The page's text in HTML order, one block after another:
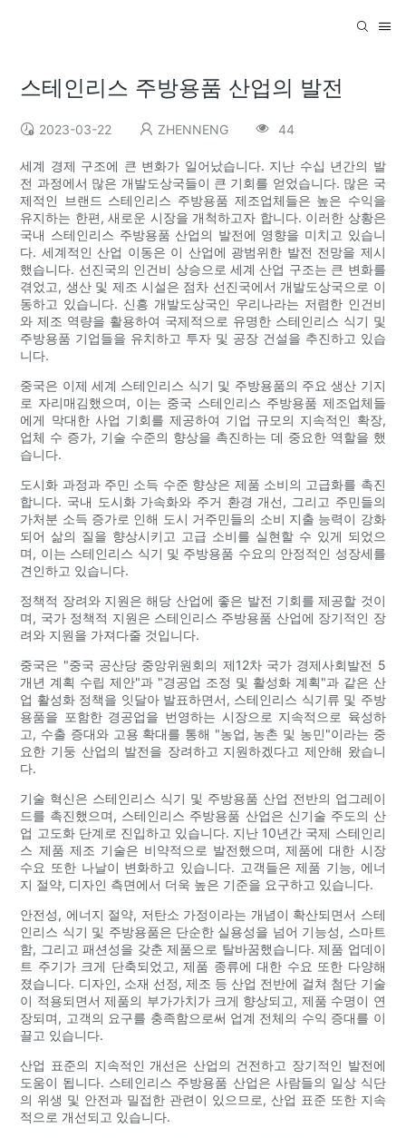
스테인리스 주방용품 산업의 발전
2023-03-22 ZHENNENG 44
세계 경제 구조에 큰 변화가 일어났습니다. 지난 수십 년간의 발
전 과정에서 많은 개발도상국들이 큰 기회를 얻었습니다. 많은 국
제적인 브랜드 스테인리스 주방용품 제조업체들은 높은 수익을
유지하는 한편, 새로운 시장을 개척하고자 합니다. 이러한 상황은
국내 스테인리스 주방용품 산업의 발전에 영향을 미치고 있습니
다. 세계적인 산업 이동은 이 산업에 광범위한 발전 전망을 제시
했습니다. 선진국의 인건비 상승으로 세계 산업 구조는 큰 변화를
겪었고, 생산 및 제조 시설은 점차 선진국에서 개발도상국으로 이
동하고 있습니다. 신흥 개발도상국인 우리나라는 저렴한 인건비
와 제조 역량을 활용하여 국제적으로 유명한 스테인리스 식기 및
주방용품 기업들을 유치하고 투자 및 공장 건설을 추진하고 있습
니다.
중국은 이제 세계 스테인리스 식기 및 주방용품의 주요 생산 기지
로 자리매김했으며, 이는 중국 스테인리스 주방용품 제조업체들
에게 막대한 사업 기회를 제공하여 기업 규모의 지속적인 확장,
업체 수 증가, 기술 수준의 향상을 촉진하는 데 중요한 역할을 했
습니다.
도시화 과정과 주민 소득 수준 향상은 제품 소비의 고급화를 촉진
합니다. 국내 도시화 가속화와 주거 환경 개선, 그리고 주민들의
가처분 소득 증가로 인해 도시 거주민들의 소비 지출 능력이 강화
되어 삶의 질을 향상시키고 고급 소비를 실현할 수 있게 되었으
며, 이는 스테인리스 식기 및 주방용품 수요의 안정적인 성장세를
견인하고 있습니다.
정책적 장려와 지원은 해당 산업에 좋은 발전 기회를 제공할 것이
며, 국가 정책적 지원은 스테인리스 주방용품 산업에 장기적인 장
려와 지원을 가져다줄 것입니다.
중국은 "중국 공산당 중앙위원회의 제12차 국가 경제사회발전 5
개년 계획 수립 제안"과 "경공업 조정 및 활성화 계획"과 같은 산
업 활성화 정책을 잇달아 발표하면서, 스테인리스 식기류 및 주방
용품을 포함한 경공업을 번영하는 시장으로 지속적으로 육성하
고, 수출 증대와 고용 확대를 통해 "농업, 농촌 및 농민"이라는 중
요한 기둥 산업의 발전을 장려하고 지원하겠다고 제안해 왔습니
다.
기술 혁신은 스테인리스 식기 및 주방용품 산업 전반의 업그레이
드를 촉진했으며, 스테인리스 주방용품 산업은 신기술 주도의 산
업 고도화 단계로 진입하고 있습니다. 지난 10년간 국제 스테인리
스 제품 제조 기술은 비약적으로 발전했으며, 제품에 대한 시장
수요 또한 나날이 변화하고 있습니다. 고객들은 제품 기능, 에너
지 절약, 디자인 측면에서 더욱 높은 기준을 요구하고 있습니다.
안전성, 에너지 절약, 저탄소 가정이라는 개념이 확산되면서 스테
인리스 식기 및 주방용품은 단순한 실용성을 넘어 기능성, 스마트
함, 그리고 패션성을 갖춘 제품으로 탈바꿈했습니다. 제품 업데이
트 주기가 크게 단축되었고, 제품 종류에 대한 수요 또한 다양해
졌습니다. 디자인, 소재 선정, 제조 등 산업 전반에 걸쳐 첨단 기술
이 적용되면서 제품의 부가가치가 크게 향상되고, 제품 수명이 연
장되며, 고객의 요구를 충족함으로써 업계 전체의 수익 증대를 이
끌고 있습니다.
산업 표준의 지속적인 개선은 산업의 건전하고 장기적인 발전에
도움이 됩니다. 스테인리스 주방용품 산업은 사람들의 일상 식단
의 위생 및 안전과 밀접한 관련이 있으므로, 산업 표준 또한 지속
적으로 개선되고 있습니다.